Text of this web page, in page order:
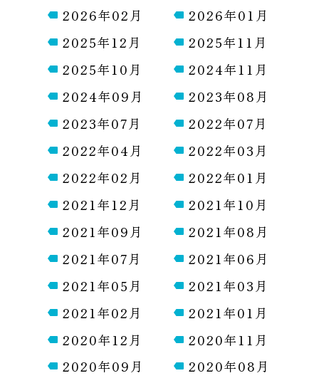
2026年02月
2026年01月
2025年12月
2025年11月
2025年10月
2024年11月
2024年09月
2023年08月
2023年07月
2022年07月
2022年04月
2022年03月
2022年02月
2022年01月
2021年12月
2021年10月
2021年09月
2021年08月
2021年07月
2021年06月
2021年05月
2021年03月
2021年02月
2021年01月
2020年12月
2020年11月
2020年09月
2020年08月